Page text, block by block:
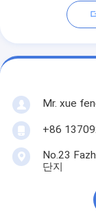
Mr. xue
+86
No.23
단지